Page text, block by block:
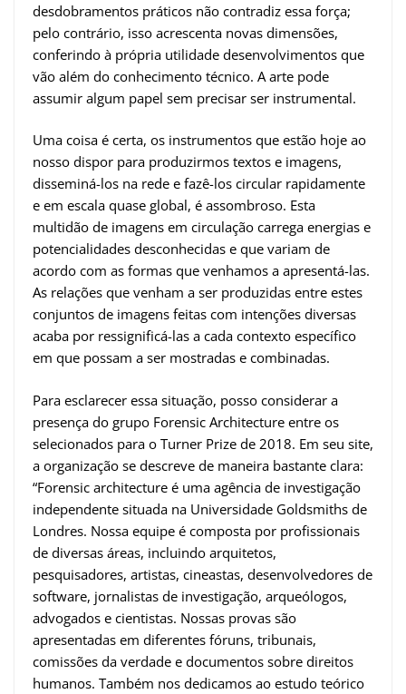
desdobramentos práticos não contradiz essa força;
pelo contrário, isso acrescenta novas dimensões,
conferindo à própria utilidade desenvolvimentos que
vão além do conhecimento técnico. A arte pode
assumir algum papel sem precisar ser instrumental.
Uma coisa é certa, os instrumentos que estão hoje ao
nosso dispor para produzirmos textos e imagens,
disseminá-los na rede e fazê-los circular rapidamente
e em escala quase global, é assombroso. Esta
multidão de imagens em circulação carrega energias e
potencialidades desconhecidas e que variam de
acordo com as formas que venhamos a apresentá-las.
As relações que venham a ser produzidas entre estes
conjuntos de imagens feitas com intenções diversas
acaba por ressignificá-las a cada contexto específico
em que possam a ser mostradas e combinadas.
Para esclarecer essa situação, posso considerar a
presença do grupo Forensic Architecture entre os
selecionados para o Turner Prize de 2018. Em seu site,
a organização se descreve de maneira bastante clara:
“Forensic architecture é uma agência de investigação
independente situada na Universidade Goldsmiths de
Londres. Nossa equipe é composta por profissionais
de diversas áreas, incluindo arquitetos,
pesquisadores, artistas, cineastas, desenvolvedores de
software, jornalistas de investigação, arqueólogos,
advogados e cientistas. Nossas provas são
apresentadas em diferentes fóruns, tribunais,
comissões da verdade e documentos sobre direitos
humanos. Também nos dedicamos ao estudo teórico